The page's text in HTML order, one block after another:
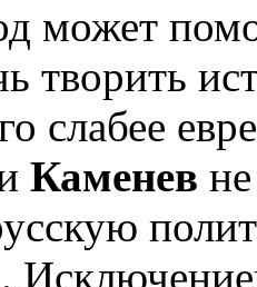
может
творить
слабее
Каменев